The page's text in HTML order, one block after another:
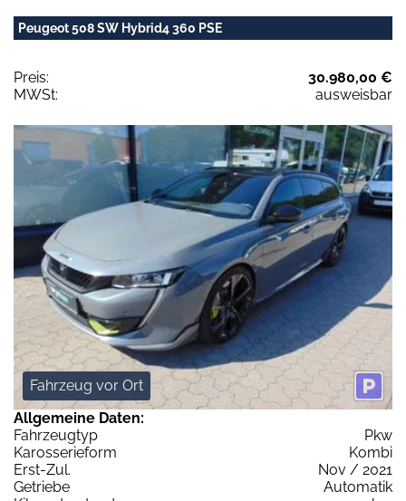
Peugeot 508 SW Hybrid4 360 PSE
Preis:
30.980,00 €
MWSt:
ausweisbar
Fahrzeug vor Ort
Allgemeine Daten:
Fahrzeugtyp
Pkw
Karosserieform
Kombi
Erst-Zul.
Nov / 2021
Getriebe
Automatik